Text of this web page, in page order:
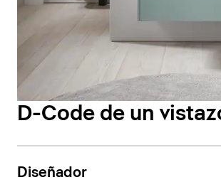
D-Code de un
Diseñador